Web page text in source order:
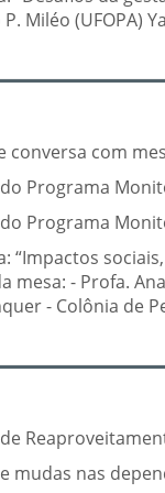
Miléo (UFOPA)
conversa com
Programa
Programa
“Impactos
mesa: - Profa.
- Colônia de
mudas nas